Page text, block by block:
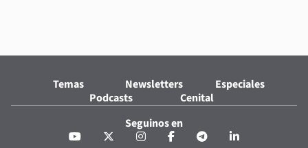
Temas Newsletters
Especiales
Podcasts
Cenital
Seguinos en